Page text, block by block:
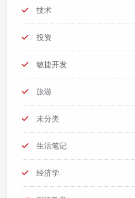
技术
投资
敏捷开发
旅游
未分类
生活笔记
经济学